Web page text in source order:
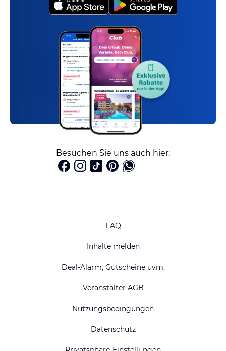
Besuchen Sie uns auch hier:
FAQ
Inhalte melden
Deal-Alarm, Gutscheine uvm.
Veranstalter AGB
Nutzungsbedingungen
Datenschutz